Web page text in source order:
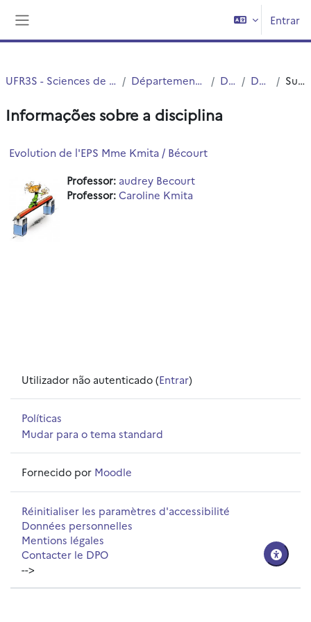
Entrar
UFR3S - Sciences de Santé et du Sport Département UFR3S - SSEP DEUST DEUST 1 Sumário
Informações sobre a disciplina
Evolution de l'EPS Mme Kmita / Bécourt
Professor: audrey Becourt
Professor:Caroline Kmita
Utilizador não autenticado (Entrar)
Políticas
Mudar para o tema standard
Fornecido por Moodle
Réinitialiser les paramètres d'accessibilité
Données personnelles
Mentions légales
Contacter le DPO
-->